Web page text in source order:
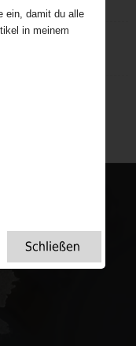
Dartmoors
ein, damit du alle
in meinem